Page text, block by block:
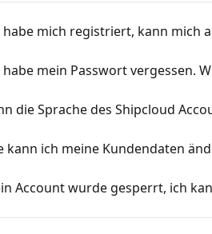
habe mich registriert, kann mich
habe mein Passwort vergessen.
die Sprache des Shipcloud
kann ich meine Kundendaten
Account wurde gesperrt, ich